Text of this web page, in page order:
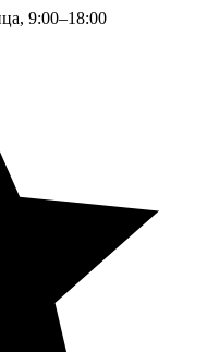
9:00–18:00